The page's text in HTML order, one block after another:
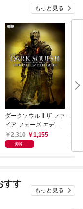
もっと見る
ダークソウルIII ザ ファ
イア フェーズ エディ
ション 公式コンプリー
トガイド
2,310 1,155
割引
バ
デ
ュ
すす
もっと見る